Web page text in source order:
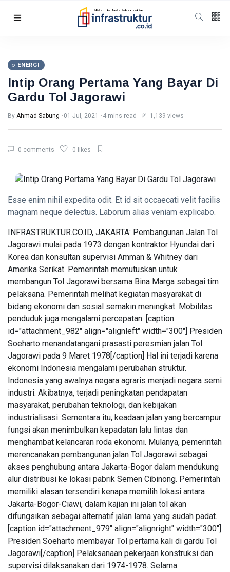
Follow us
5
678
Humaniora
(98)
Energi
(47)
Featured
(40)
Berita
(35)
Lastest
Post
L
HUMANIORA
Toko
Populer,
Jejak Ritel
Modern
dan
Rekaman
Perdana
Indonesia
Raya di
Pasar
Baru
06
Aug,
2026
49
views
ENERGI
Aset
BRMS Tiga
Kali
Liabilitas,
tetapi
Separuhnya
Berupa
Uang Muka
07 Aug,
2026
views
ENERGI
Pendapatan
BRMS
Turun 21
Persen,
Laba
Merosot 40
Persen dan
Arus Kas
Operasi
Negatif
07 Aug,
2026
48
views
PERUMAHAN
Dapur MBG
Jagakarsa
Membakar
Sampah di
03
Aug,
2026
101
views
ENERGI
Intip Orang Pertama Yang Bayar Di
Gardu Tol Jagorawi
By Ahmad Sabung 01 Jul, 2021 4 mins read 1,139 views
0 comments 0 likes
Esse enim nihil expedita odit. Et id sit occaecati velit facilis
magnam neque delectus. Laborum alias veniam explicabo.
INFRASTRUKTUR.CO.ID, JAKARTA: Pembangunan Jalan Tol
Jagorawi mulai pada 1973 dengan kontraktor Hyundai dari
Korea dan konsultan supervisi Amman & Whitney dari
Amerika Serikat. Pemerintah memutuskan untuk
membangun Tol Jagorawi bersama Bina Marga sebagai tim
pelaksana. Pemerintah melihat kegiatan masyarakat di
bidang ekonomi dan sosial semakin meningkat. Mobilitas
penduduk juga mengalami percepatan. [caption
id="attachment_982" align="alignleft" width="300"] Presiden
Soeharto menandatangani prasasti peresmian jalan Tol
Jagorawi pada 9 Maret 1978[/caption] Hal ini terjadi karena
ekonomi Indonesia mengalami perubahan struktur.
Indonesia yang awalnya negara agraris menjadi negara semi
industri. Akibatnya, terjadi peningkatan pendapatan
masyarakat, perubahan teknologi, dan kebijakan
industrialisasi. Sementara itu, keadaan jalan yang bercampur
fungsi akan menimbulkan kepadatan lalu lintas dan
menghambat kelancaran roda ekonomi. Mulanya, pemerintah
merencanakan pembangunan jalan Tol Jagorawi sebagai
akses penghubung antara Jakarta-Bogor dalam mendukung
alur distribusi ke lokasi pabrik Semen Cibinong. Pemerintah
memiliki alasan tersendiri kenapa memilih lokasi antara
Jakarta-Bogor-Ciawi, dalam kajian ini jalan tol akan
difungsikan sebagai alternatif jalan lama yang sudah padat.
[caption id="attachment_979" align="alignright" width="300"]
Presiden Soeharto membayar Tol pertama kali di gardu Tol
Jagorawi[/caption] Pelaksanaan pekerjaan konstruksi dan
supervisi dilaksanakan dari 1974-1978. Selama